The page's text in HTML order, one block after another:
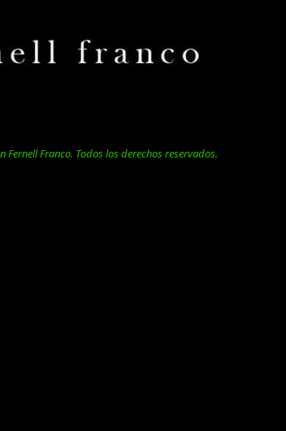
Fernell Franco. Todos los derechos reservados.